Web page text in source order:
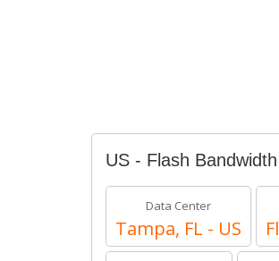
US - Flash
Data Center
Tampa, FL - US